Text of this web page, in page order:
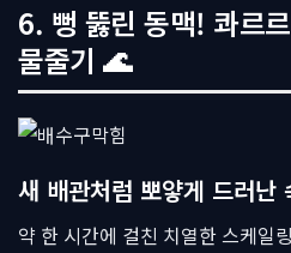
6. 뻥 뚫린 동맥! 콰르
물줄기 🌊
새 배관처럼 뽀얗게 드러난
약 한 시간에 걸친 치열한 스케일